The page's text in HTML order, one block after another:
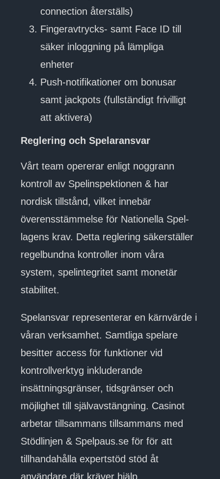
connection återställs)
Fingeravtrycks- samt Face ID till
säker inloggning på lämpliga
enheter
Push-notifikationer om bonusar
samt jackpots (fullständigt frivilligt
att aktivera)
Reglering och Spelaransvar
Vårt team opererar enligt noggrann
kontroll av Spelinspektionen & har
nordisk tillstånd, vilket innebär
överensstämmelse för Nationella Spel-
lagens krav. Detta reglering säkerställer
regelbundna kontroller inom våra
system, spelintegritet samt monetär
stabilitet.
Spelansvar representerar en kärnvärde i
våran verksamhet. Samtliga spelare
besitter access för funktioner vid
kontrollverktyg inkluderande
insättningsgränser, tidsgränser och
möjlighet till självavstängning. Casinot
arbetar tillsammans tillsammans med
Stödlinjen & Spelpaus.se för för att
tillhandahålla expertstöd stöd åt
användare där kräver hjälp.